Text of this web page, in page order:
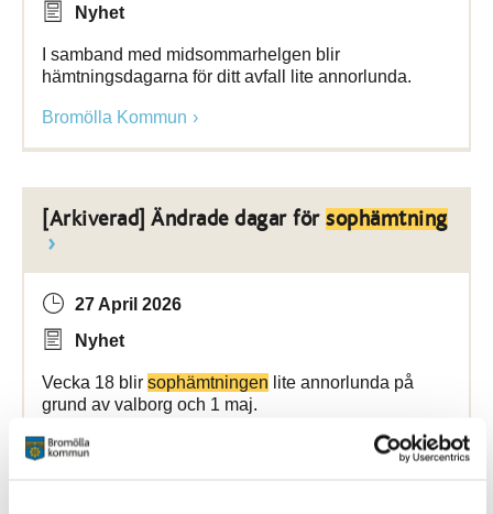
Nyhet
I samband med midsommarhelgen blir
hämtningsdagarna för ditt avfall lite annorlunda.
Bromölla Kommun
[Arkiverad] Ändrade dagar för sophämtning
27 April 2026
Nyhet
Vecka 18 blir sophämtningen lite annorlunda på
grund av valborg och 1 maj.
Bromölla Kommun